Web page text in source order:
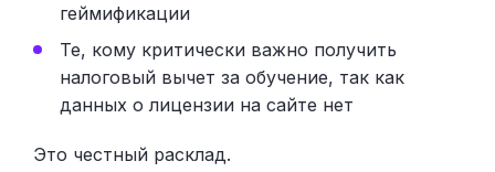
геймификации
Те, кому критически важно получить
налоговый вычет за обучение, так как
данных о лицензии на сайте нет
Это честный расклад.